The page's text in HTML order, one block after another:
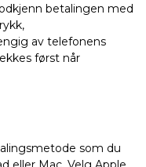
betalingen med
av telefonens
først når
som du